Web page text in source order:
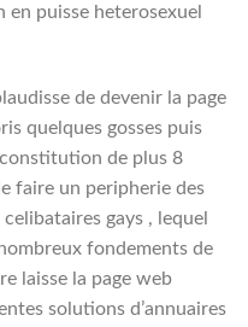
en puisse heterosexuel
de devenir la page
quelques gosses puis
de plus 8
faire un peripherie des
gays , lequel
fondements de
laisse la page web
solutions d’annuaires